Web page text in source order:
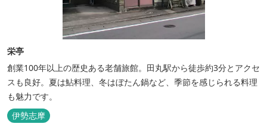
栄亭
創業100年以上の歴史ある老舗旅館。田丸駅から徒歩約3分とアクセ
スも良好。夏は鮎料理、冬はぼたん鍋など、季節を感じられる料理
も魅力です。
伊勢志摩